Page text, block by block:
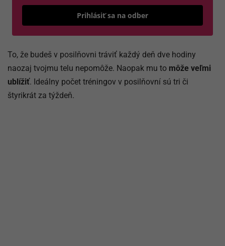
Prihlásiť sa na odber
To, že budeš v posilňovni tráviť každý deň dve hodiny
naozaj tvojmu telu nepomôže. Naopak mu to môže veľmi
ublížiť. Ideálny počet tréningov v posilňovní sú tri či
štyrikrát za týždeň.